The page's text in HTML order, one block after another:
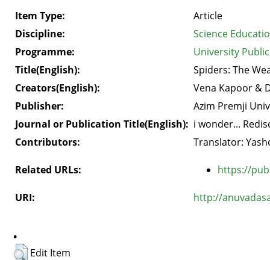
Item Type:
Article
Discipline:
Science
Programme:
University
Title(English):
Spiders: The
Creators(English):
Vena Kapoor &
Publisher:
Azim Premji
Journal or Publication Title(English): i wonder...
Contributors:
Translator:
Related URLs: https://
URI: http://
.
Edit Item